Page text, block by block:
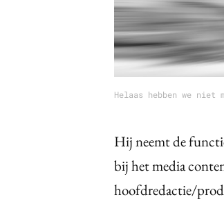
Helaas hebben we
Hij neemt de
bij het media
hoofdredactie/